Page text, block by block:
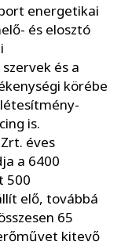
energetikai
és elosztó
és a
körébe
is.
éves
a 6400
500
elő, továbbá
65
kitevő